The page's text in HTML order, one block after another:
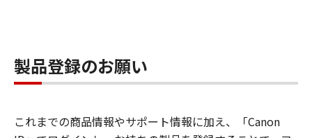
製品登録のお願い
これまでの商品情報やサポート情報に加え、「Canon